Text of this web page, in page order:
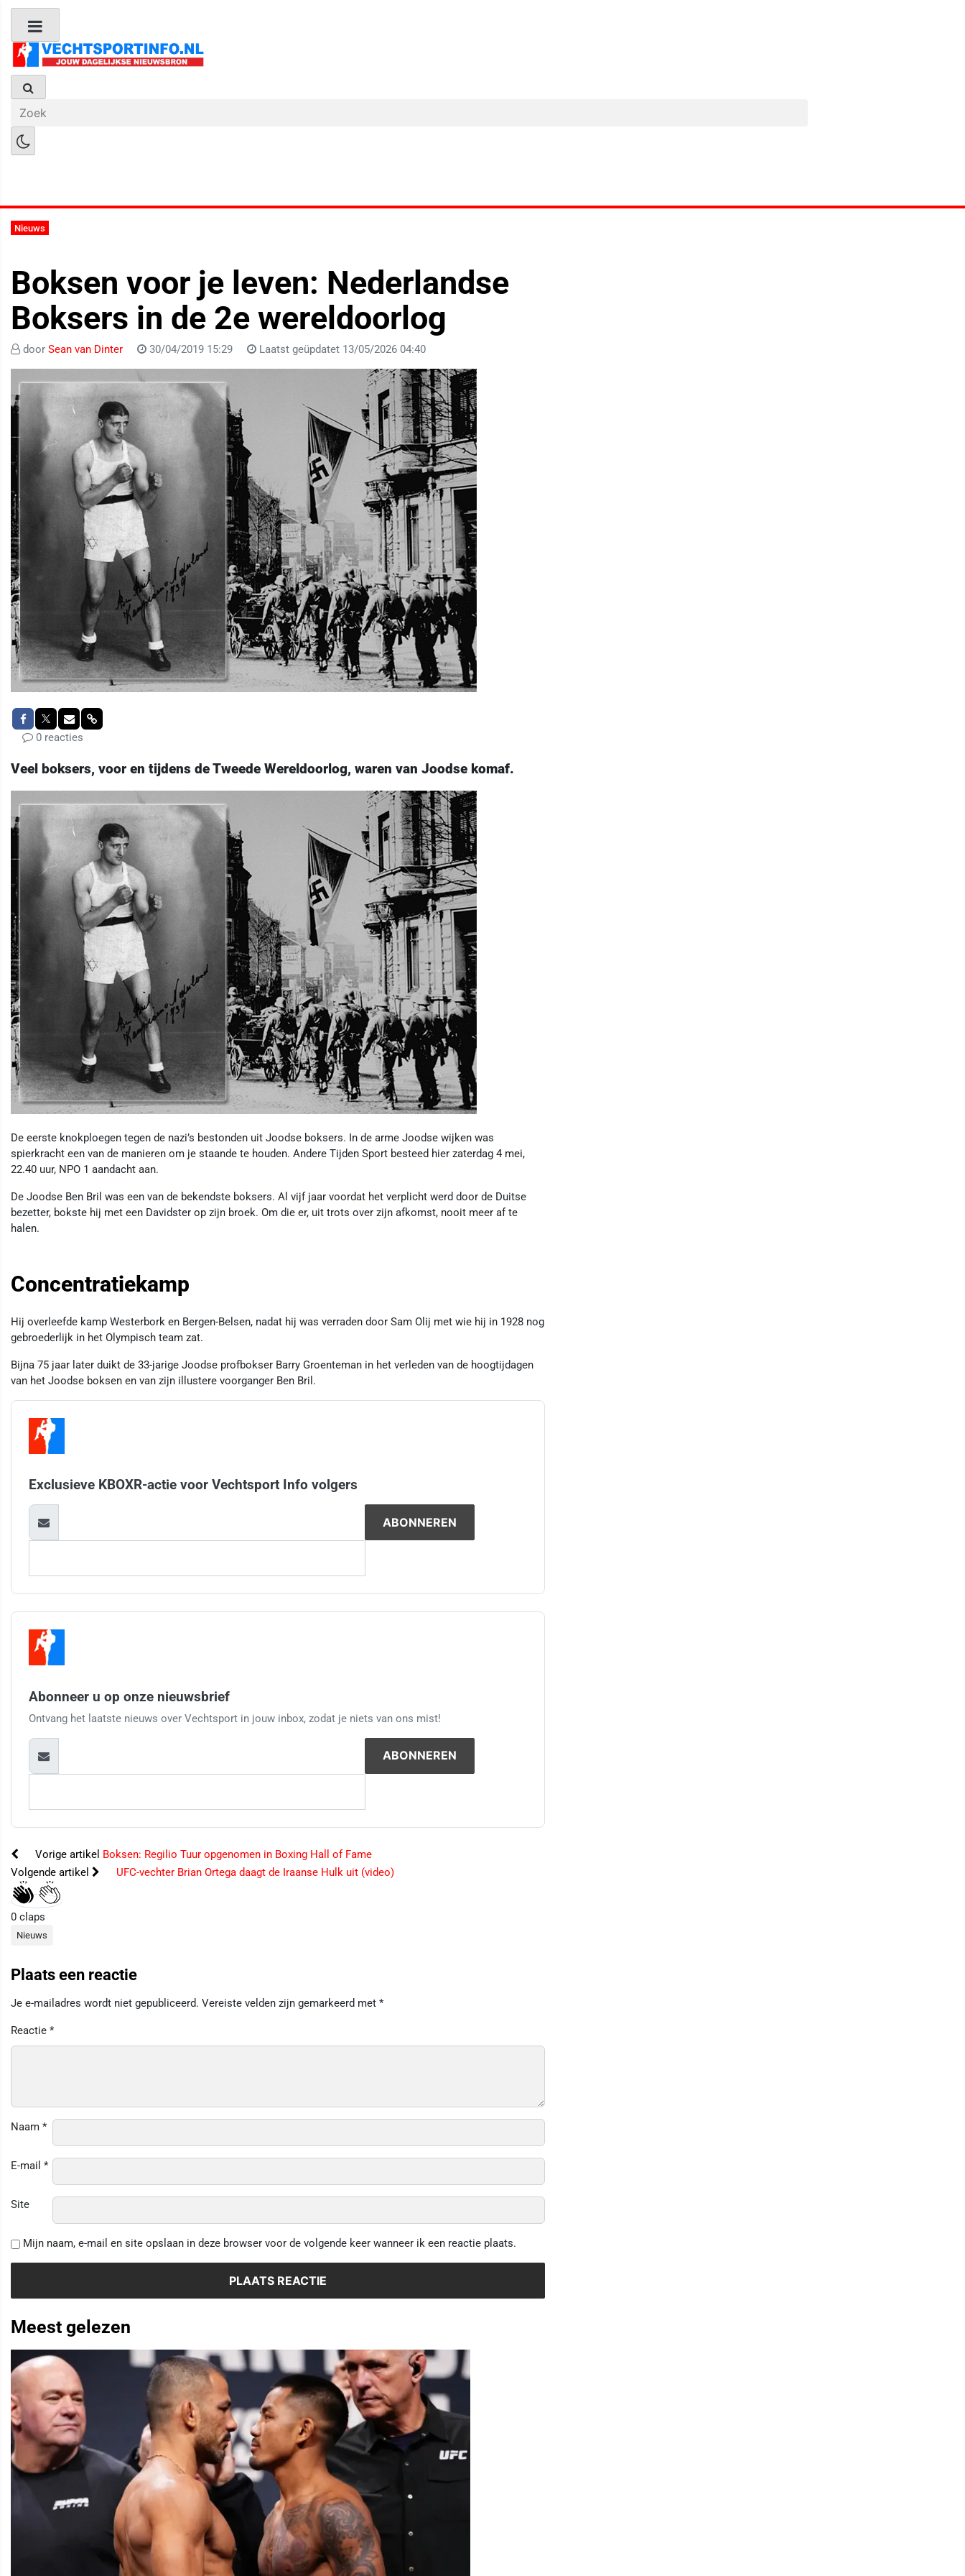
Nieuws
Boksen voor je leven: Nederlandse
Boksers in de 2e wereldoorlog
door Sean van Dinter 30/04/2019 15:29 Laatst geüpdatet 13/05/2026 04:40
0 reacties
Veel boksers, voor en tijdens de Tweede Wereldoorlog, waren van Joodse komaf.
De eerste knokploegen tegen de nazi’s bestonden uit Joodse boksers. In de arme Joodse wijken was
spierkracht een van de manieren om je staande te houden. Andere Tijden Sport besteed hier zaterdag 4 mei,
22.40 uur, NPO 1 aandacht aan.
De Joodse Ben Bril was een van de bekendste boksers. Al vijf jaar voordat het verplicht werd door de Duitse
bezetter, bokste hij met een Davidster op zijn broek. Om die er, uit trots over zijn afkomst, nooit meer af te
halen.
Concentratiekamp
Hij overleefde kamp Westerbork en Bergen-Belsen, nadat hij was verraden door Sam Olij met wie hij in 1928 nog
gebroederlijk in het Olympisch team zat.
Bijna 75 jaar later duikt de 33-jarige Joodse profbokser Barry Groenteman in het verleden van de hoogtijdagen
van het Joodse boksen en van zijn illustere voorganger Ben Bril.
Exclusieve KBOXR-actie voor Vechtsport Info volgers
Abonneer u op onze nieuwsbrief
Ontvang het laatste nieuws over Vechtsport in jouw inbox, zodat je niets van ons mist!
Vorige artikel Boksen: Regilio Tuur opgenomen in Boxing Hall of Fame
Volgende artikel
UFC-vechter Brian Ortega daagt de Iraanse Hulk uit (video)
0 claps
Nieuws
Plaats een reactie
Je e-mailadres wordt niet gepubliceerd. Vereiste velden zijn gemarkeerd met *
Reactie *
Naam *
E-mail *
Site
Mijn naam, e-mail en site opslaan in deze browser voor de volgende keer wanneer ik een reactie plaats.
Meest gelezen